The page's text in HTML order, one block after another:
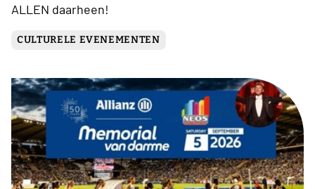
ALLEN daarheen!
CULTURELE EVENEMENTEN